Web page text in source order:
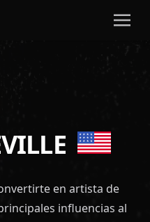
en artista de
influencias al